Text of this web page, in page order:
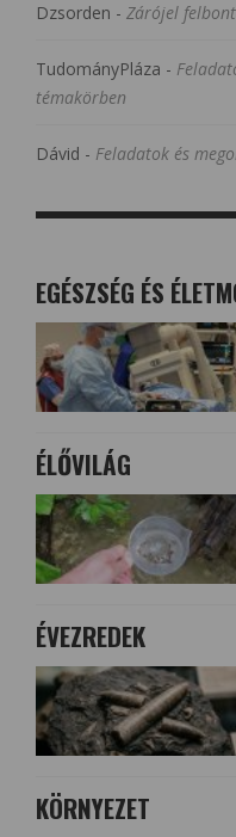
Dzsorden - Zárójel
TudományPláza -
témakörben
Dávid - Feladatok és
EGÉSZSÉG ÉS
ÉLŐVILÁG
ÉVEZREDEK
KÖRNYEZET